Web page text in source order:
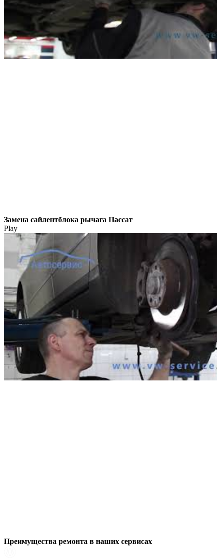
Замена сайлентблока рычага Пассат
Play
Преимущества ремонта в наших сервисах